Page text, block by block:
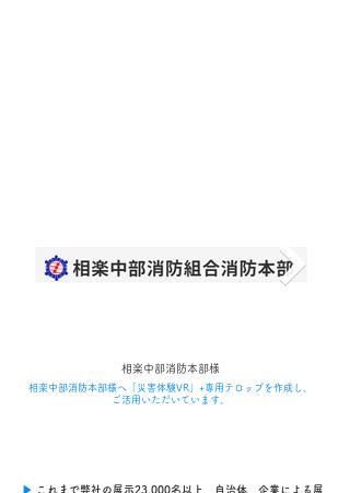
相楽中部消防本部様
相楽中部消防本部様へ「災害体験VR」+専用テロップを作成し、
ご活用いただいています。
▶︎ これまで弊社の展示23,000名以上、自治体、企業による展